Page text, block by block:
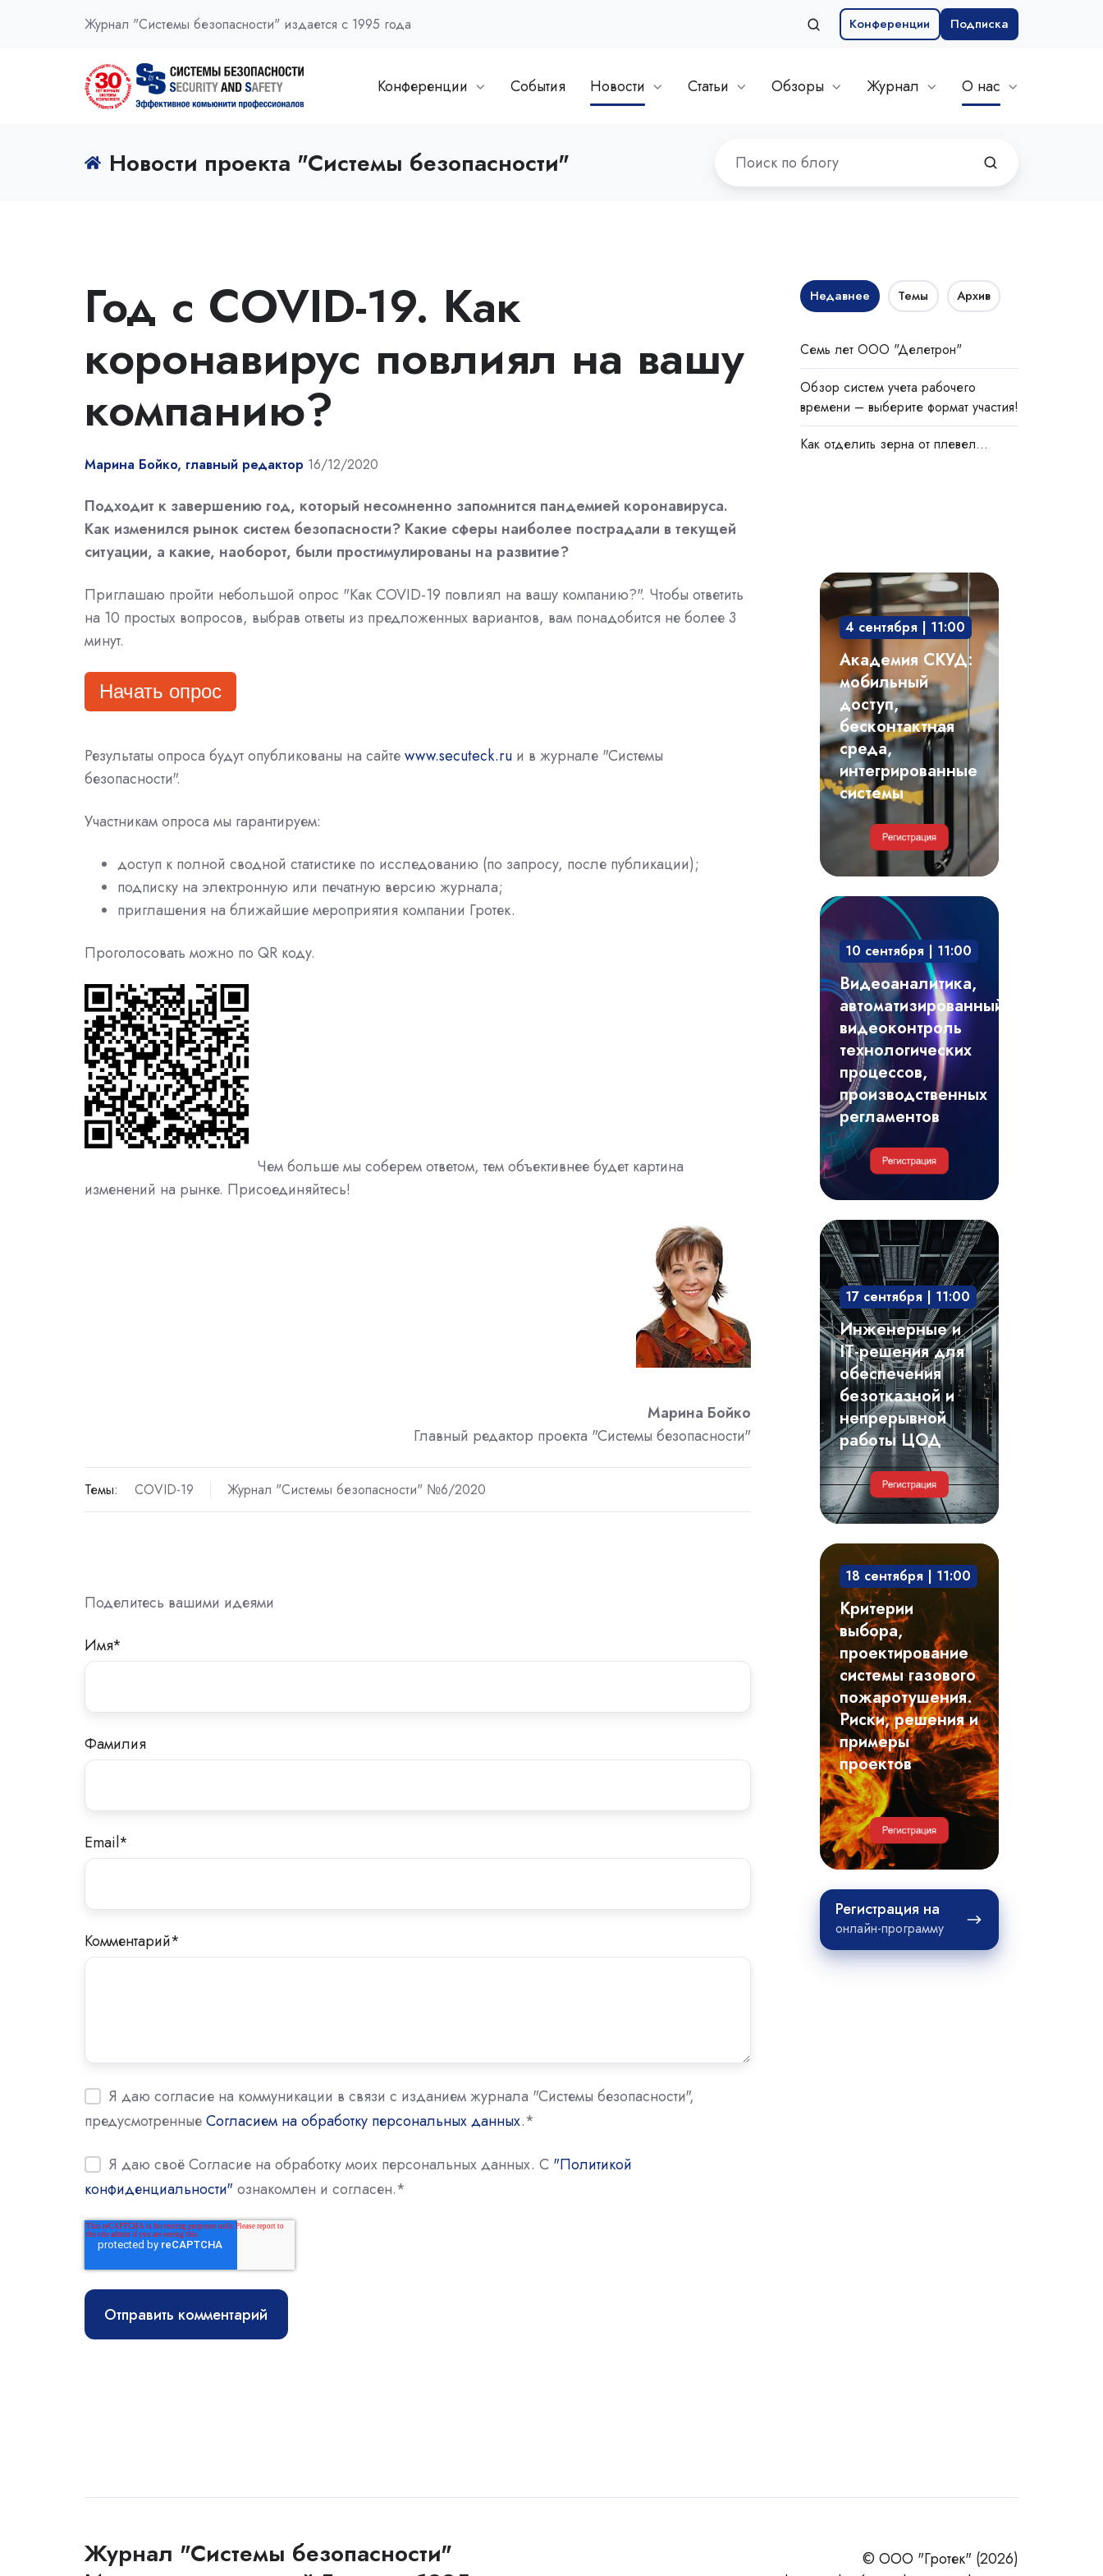
Журнал "Системы безопасности" издается с 1995 года Конференции Подписка
Конференции События Новости Статьи Обзоры Журнал О нас
Новости проекта "Системы безопасности"
Год с COVID-19. Как
коронавирус повлиял на вашу
компанию?
Марина Бойко, главный редактор 16/12/2020
Подходит к завершению год, который несомненно запомнится пандемией коронавируса.
Как изменился рынок систем безопасности? Какие сферы наиболее пострадали в текущей
ситуации, а какие, наоборот, были простимулированы на развитие?
Приглашаю пройти небольшой опрос "Как COVID-19 повлиял на вашу компанию?". Чтобы ответить
на 10 простых вопросов, выбрав ответы из предложенных вариантов, вам понадобится не более 3
минут.
Начать опрос
Результаты опроса будут опубликованы на сайтеwww.secuteck.ru и в журнале "Системы
безопасности".
Участникам опроса мы гарантируем:
доступ к полной сводной статистике по исследованию (по запросу, после публикации);
подписку на электронную или печатную версию журнала;
приглашения на ближайшие мероприятия компании Гротек.
Проголосовать можно по QR коду.
Чем больше мы соберем ответом, тем объективнее будет картина
изменений на рынке. Присоединяйтесь!
Марина Бойко
Главный редактор проекта "Системы безопасности"
Темы: COVID-19 Журнал "Системы безопасности" №6/2020
Поделитесь вашими идеями
Имя*
Фамилия
Email*
Комментарий*
Я даю согласие на коммуникации в связи с изданием журнала "Системы безопасности",
предусмотренныеСогласием на обработку персональных данных.*
Я даю своё Согласие на обработку моих персональных данных. С "Политикой
конфиденциальности"ознакомлен и согласен.*
Недавнее Темы Архив
Семь лет ООО "Делетрон"
Обзор систем учета рабочего
времени – выберите формат участия!
Как отделить зерна от плевел…
Академия
СКУД:
мобильный
доступ,
бесконтактная
среда,
интегрированные
системы
4 сентября | 11:00
Академия СКУД:
мобильный
доступ,
бесконтактная
среда,
интегрированные
системы
Видеоаналитика,
автоматизированный
видеоконтроль
технологических
процессов,
производственных
регламентов
10 сентября | 11:00
Видеоаналитика,
автоматизированный
видеоконтроль
технологических
процессов,
производственных
регламентов
Инженерные
и
IT-
решения
для
обеспечения
безотказной
непрерывной
работы
ЦОД
17 сентября | 11:00
Инженерные и
IT-решения для
обеспечения
безотказной и
непрерывной
работы ЦОД
Критерии
выбора,
проектирование
системы
газового
пожаротушения.
Риски,
решения
и
примеры
проектов
18 сентября | 11:00
Критерии
выбора,
проектирование
системы газового
пожаротушения.
Риски, решения и
примеры
проектов
Регистрация на
онлайн-программу
Регистрация
Журнал "Системы безопасности"
© ООО "Гротек" (2026)